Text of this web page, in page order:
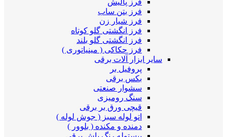
فرز پالیش
فرز بتن ساب
فرز شیار زن
فرز انگشتی گلو کوتاه
فرز انگشتی گلو بلند
فرز حکاکی ( مینیاتوری )
سایر ابزار آلات برقی
پروفیل بر
بکس برقی
سشوار صنعتی
سنگ رومیزی
قیچی ورق بر برقی
اتو لوله سبز ( جوش لوله )
دمنده و مکنده ( بلوور )